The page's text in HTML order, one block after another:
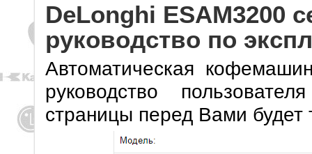
DeLonghi ESAM3200
руководство по
Автоматическая
руководство
страницы перед Вами будет